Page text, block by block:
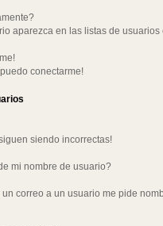
aparezca en las listas de usuarios
conectarme!
siendo incorrectas!
mi nombre de usuario?
correo a un usuario me pide